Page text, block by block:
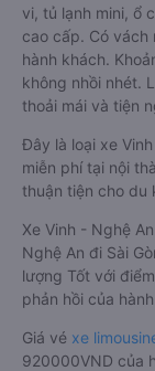
vi, tủ lạnh mini, ổ
cao cấp. Có vách
hành khách.
không nhồi nhét.
thoải mái và tiện
Đây là loại xe
miễn phí tại nội
thuận tiện cho du
Xe Vinh - Nghệ
Nghệ An đi Sài
lượng Tốt với
phản hồi của
Giá vé xe
920000VND của